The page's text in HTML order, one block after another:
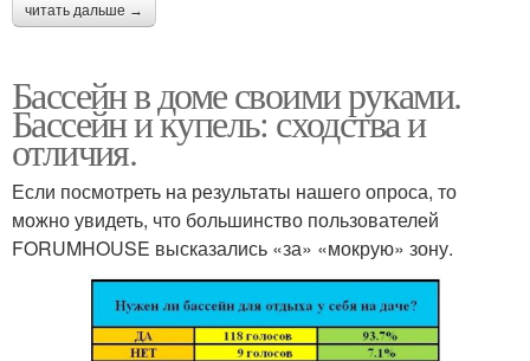
читать дальше →
Бассейн в доме своими руками.
Бассейн и купель: сходства и
отличия.
Если посмотреть на результаты нашего опроса, то
можно увидеть, что большинство пользователей
FORUMHOUSE высказались «за» «мокрую» зону.